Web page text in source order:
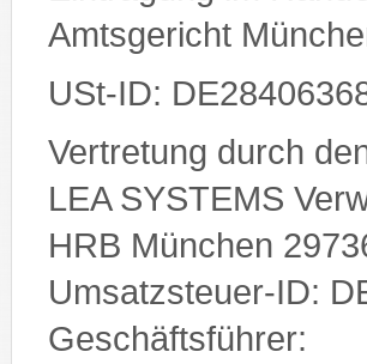
Amtsgericht
USt-ID:
Vertretung durch
LEA SYSTEMS
HRB München
Umsatzsteuer-ID:
Geschäftsführer: